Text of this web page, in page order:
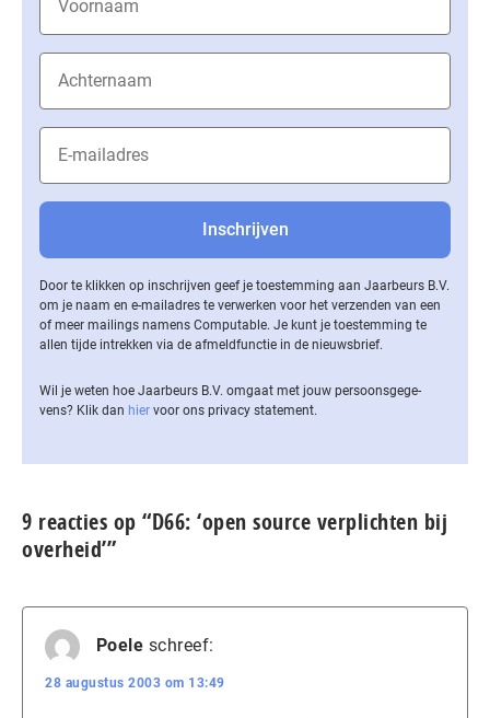
Door te klikken op inschrijven geef je toestemming aan Jaarbeurs B.V.
om je naam en e-mailadres te verwerken voor het verzenden van een
of meer mailings namens Computable. Je kunt je toestemming te
allen tijde intrekken via de af­meld­func­tie in de nieuwsbrief.
Wil je weten hoe Jaarbeurs B.V. omgaat met jouw per­soons­ge­ge­
vens? Klik dan hier voor ons privacy statement.
9 reacties op “D66: ‘open source verplichten bij
overheid’”
Poele schreef:
28 augustus 2003 om 13:49